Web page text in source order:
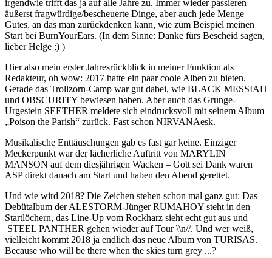
irgendwie trifft das ja auf alle Jahre zu. Immer wieder passieren
äußerst fragwürdige/bescheuerte Dinge, aber auch jede Menge
Gutes, an das man zurückdenken kann, wie zum Beispiel meinen
Start bei BurnYourEars. (In dem Sinne: Danke fürs Bescheid sagen,
lieber Helge ;) )
Hier also mein erster Jahresrückblick in meiner Funktion als
Redakteur, oh wow: 2017 hatte ein paar coole Alben zu bieten.
Gerade das Trollzorn-Camp war gut dabei, wie BLACK MESSIAH
und OBSCURITY bewiesen haben. Aber auch das Grunge-
Urgestein SEETHER meldete sich eindrucksvoll mit seinem Album
„Poison the Parish“ zurück. Fast schon NIRVANAesk.
Musikalische Enttäuschungen gab es fast gar keine. Einziger
Meckerpunkt war der lächerliche Auftritt von MARYLIN
MANSON auf dem diesjährigen Wacken – Gott sei Dank waren
ASP direkt danach am Start und haben den Abend gerettet.
Und wie wird 2018? Die Zeichen stehen schon mal ganz gut: Das
Debütalbum der ALESTORM-Jünger RUMAHOY steht in den
Startlöchern, das Line-Up vom Rockharz sieht echt gut aus und
STEEL PANTHER gehen wieder auf Tour \\n//. Und wer weiß,
vielleicht kommt 2018 ja endlich das neue Album von TURISAS.
Because who will be there when the skies turn grey ...?